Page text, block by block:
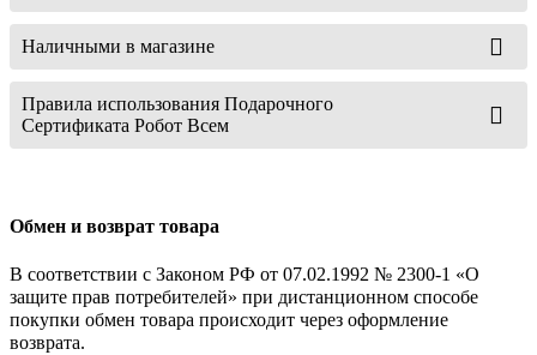
Наличными в магазине
Правила использования Подарочного
Сертификата Робот Всем
Обмен и возврат товара
В соответствии с Законом РФ от 07.02.1992 № 2300-1 «О
защите прав потребителей» при дистанционном способе
покупки обмен товара происходит через оформление
возврата.